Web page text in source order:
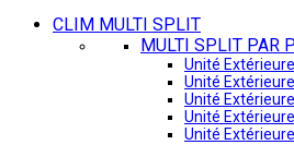
CLIM MULTI SPLIT
MULTI SPLIT PAR
Unité
Unité
Unité
Unité
Unité